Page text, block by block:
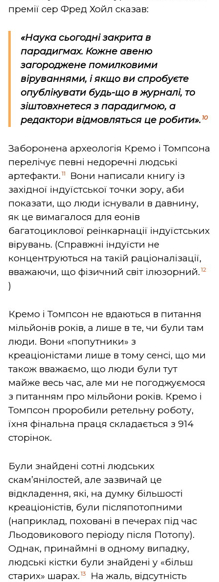
премії сер Фред Хойл сказав:
«Наука сьогодні закрита в
парадигмах. Кожне авеню
загороджене помилковими
віруваннями, і якщо ви спробуєте
опублікувати будь-що в журналі, то
зіштовхнетеся з парадигмою, а
редактори відмовляться це робити». 10
Заборонена археологія Кремо і Томпсона
перелічує певні недоречні людські
артефакти. 11
Вони написали книгу із
західної індуїстської точки зору, аби
показати, що люди існували в давнину,
як це вимагалося для еонів
багатоциклової реінкарнації індуїстських
вірувань. (Справжні індуїсти не
концентруються на такій раціоналізації,
вважаючи, що фізичний світ ілюзорний. 12
)
Кремо і Томпсон не вдаються в питання
мільйонів років, а лише в те, чи були там
люди. Вони «попутники» з
креаціоністами лише в тому сенсі, що ми
також вважаємо, що люди були тут
майже весь час, але ми не погоджуємося
з питанням про мільйони років. Кремо і
Томпсон проробили ретельну роботу,
їхня фінальна праця складається з 914
сторінок.
Були знайдені сотні людських
скам’янілостей, але зазвичай це
відкладення, які, на думку більшості
креаціоністів, були післяпотопними
(наприклад, поховані в печерах під час
Льодовикового періоду після Потопу).
Однак, принаймні в одному випадку,
людські кістки були знайдені у «більш
старих» шарах. 13 На жаль, відсутність